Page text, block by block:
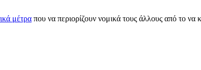
μέτρα που να περιορίζουν νομικά τους άλλους από το να